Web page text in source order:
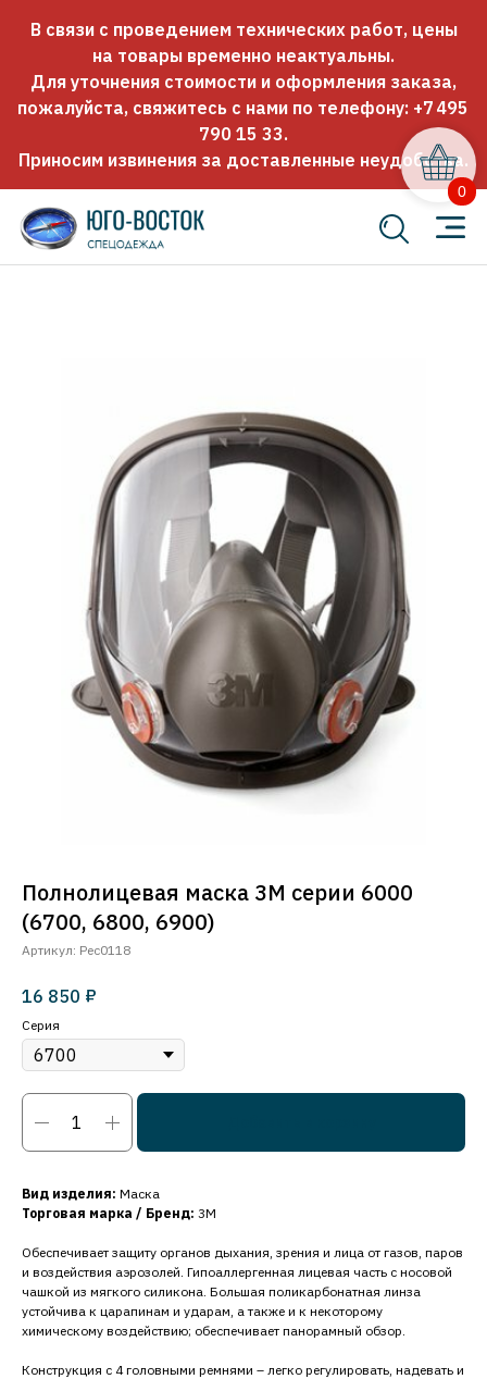
В связи с проведением технических работ, цены
на товары временно неактуальны.
Для уточнения стоимости и оформления заказа,
пожалуйста, свяжитесь с нами по телефону: +7 495
790 15 33.
Приносим извинения за доставленные неудобства.
Полнолицевая маска 3М серии 6000
(6700, 6800, 6900)
Артикул: Рес0118
16 850 ₽
Серия
Вид изделия: Маска
Торговая марка / Бренд: 3М
Обеспечивает защиту органов дыхания, зрения и лица от газов, паров
и воздействия аэрозолей. Гипоаллергенная лицевая часть с носовой
чашкой из мягкого силикона. Большая поликарбонатная линза
устойчива к царапинам и ударам, а также и к некоторому
химическому воздействию; обеспечивает панорамный обзор.
Конструкция с 4 головными ремнями – легко регулировать, надевать и
0